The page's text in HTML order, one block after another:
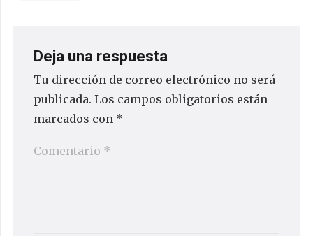
Deja una respuesta
Tu dirección de correo electrónico no será
publicada. Los campos obligatorios están
marcados con *